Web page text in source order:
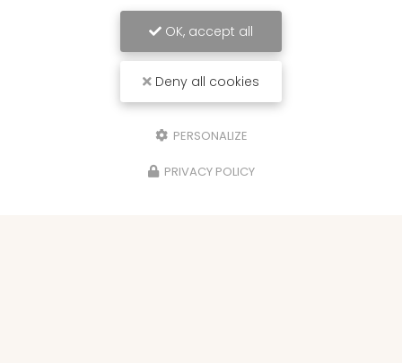
OK, accept all
Deny all cookies
PERSONALIZE
PRIVACY POLICY